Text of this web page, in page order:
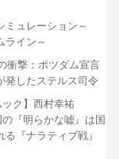
ミュレーション～
ライン～
衝撃：ポツダム宣言
発したステルス司令
ック】西村幸祐
『明らかな嘘』は国
『ナラティブ戦』